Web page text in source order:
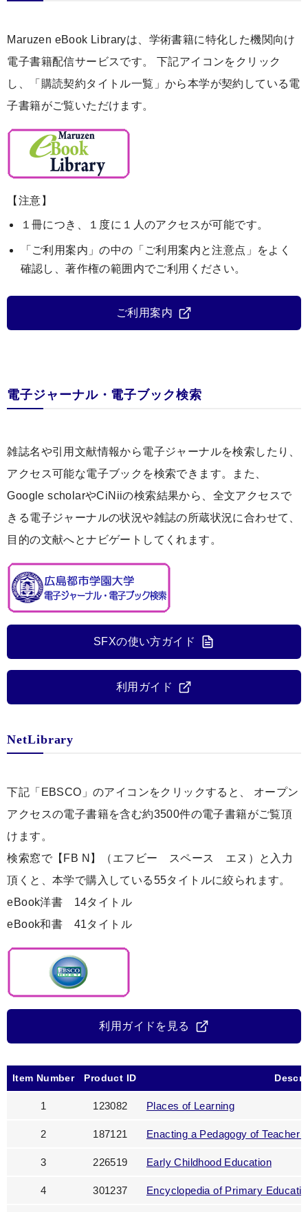
Maruzen eBook Libraryは、学術書籍に特化した機関向け
電子書籍配信サービスです。 下記アイコンをクリック
し、「購読契約タイトル一覧」から本学が契約している電
子書籍がご覧いただけます。
【注意】
１冊につき、１度に１人のアクセスが可能です。
「ご利用案内」の中の「ご利用案内と注意点」をよく
確認し、著作権の範囲内でご利用ください。
ご利用案内
電子ジャーナル・電子ブック検索
雑誌名や引用文献情報から電子ジャーナルを検索したり、
アクセス可能な電子ブックを検索できます。また、
Google scholarやCiNiiの検索結果から、全文アクセスで
きる電子ジャーナルの状況や雑誌の所蔵状況に合わせて、
目的の文献へとナビゲートしてくれます。
SFXの使い方ガイド
利用ガイド
NetLibrary
下記「EBSCO」のアイコンをクリックすると、 オープン
アクセスの電子書籍を含む約3500件の電子書籍がご覧頂
けます。
検索窓で【FB N】（エフビー スペース エヌ）と入力
頂くと、本学で購入している55タイトルに絞られます。
eBook洋書 14タイトル
eBook和書 41タイトル
利用ガイドを見る
Item Number Product ID
1 123082 Places of Learning
2 187121 Enacting a Pedagogy of Teacher
3 226519 Early Childhood Education
4 301237 Encyclopedia of Primary